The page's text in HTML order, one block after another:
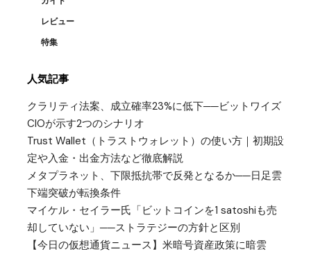
レビュー
特集
人気記事
クラリティ法案、成立確率23%に低下──ビットワイズ
CIOが示す2つのシナリオ
Trust Wallet（トラストウォレット）の使い方｜初期設
定や入金・出金方法など徹底解説
メタプラネット、下限抵抗帯で反発となるか──日足雲
下端突破が転換条件
マイケル・セイラー氏「ビットコインを1 satoshiも売
却していない」──ストラテジーの方針と区別
【今日の仮想通貨ニュース】米暗号資産政策に暗雲